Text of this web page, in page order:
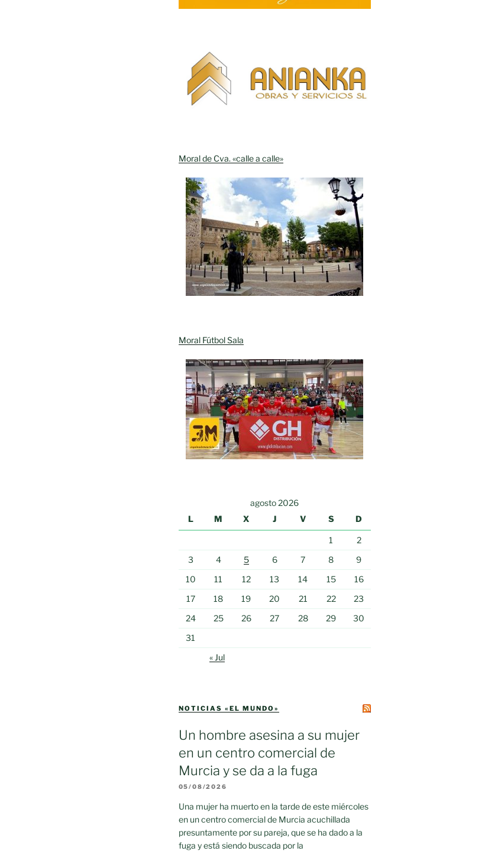
Moral de Cva. «calle a calle»
Moral Fútbol Sala
agosto 2026
L
M X J V S D
1
2
3
4 5 6 7 8
9
10
11 12 13 14 15
16
17
18 19 20 21 22
23
24
25 26 27 28 29
30
31
« Jul
NOTICIAS «EL MUNDO»
Un hombre asesina a su mujer
en un centro comercial de
Murcia y se da a la fuga
05/08/2026
Una mujer ha muerto en la tarde de este miércoles
en un centro comercial de Murcia acuchillada
presuntamente por su pareja, que se ha dado a la
fuga y está siendo buscada por la